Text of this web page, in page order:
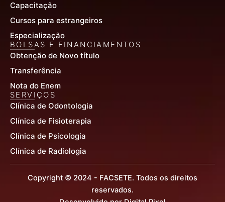
Capacitação
Cursos para estrangeiros
Especialização
BOLSAS E FINANCIAMENTOS
Obtenção de Novo título
Transferência
Nota do Enem
SERVIÇOS
Clínica de Odontologia
Clínica de Fisioterapia
Clínica de Psicologia
Clínica de Radiologia
Copyright © 2024 - FACSETE. Todos os direitos
reservados.